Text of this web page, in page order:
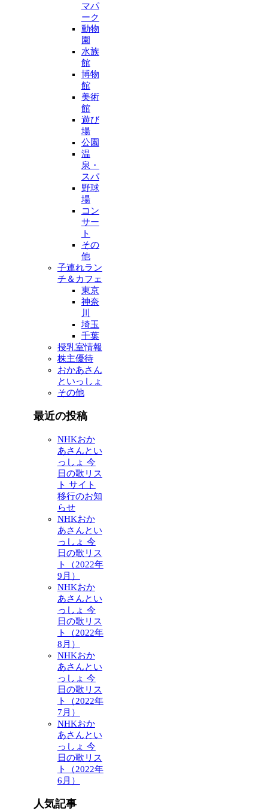
マパ
ーク
動物
園
水族
館
博物
館
美術
館
遊び
場
公園
温
泉・
スパ
野球
場
コン
サー
ト
その
他
子連れラン
チ＆カフェ
東京
神奈
川
埼玉
千葉
授乳室情報
株主優待
おかあさん
といっしょ
その他
最近の投稿
NHKおか
あさんとい
っしょ 今
日の歌リス
ト サイト
移行のお知
らせ
NHKおか
あさんとい
っしょ 今
日の歌リス
ト（2022年
9月）
NHKおか
あさんとい
っしょ 今
日の歌リス
ト（2022年
8月）
NHKおか
あさんとい
っしょ 今
日の歌リス
ト（2022年
7月）
NHKおか
あさんとい
っしょ 今
日の歌リス
ト（2022年
6月）
人気記事